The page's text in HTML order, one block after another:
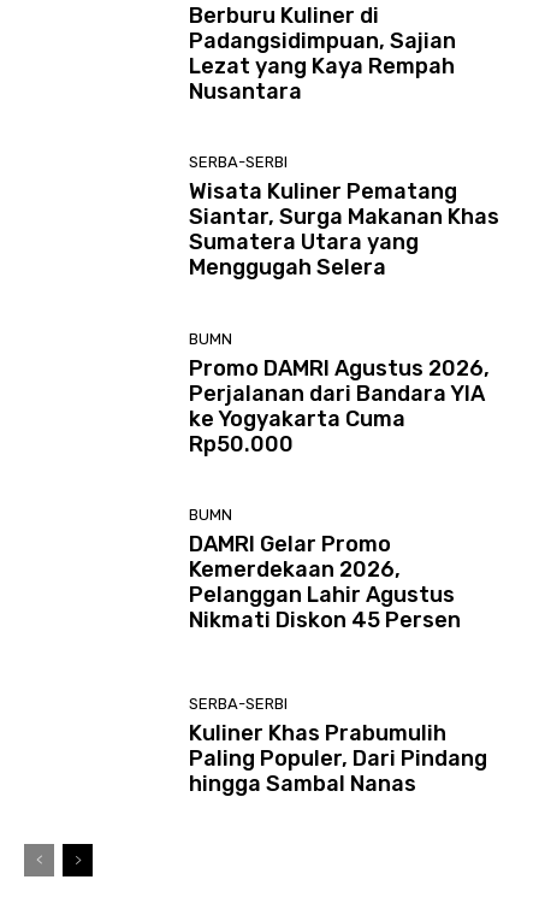
Berburu Kuliner di
Padangsidimpuan, Sajian
Lezat yang Kaya Rempah
Nusantara
SERBA-SERBI
Wisata Kuliner Pematang
Siantar, Surga Makanan Khas
Sumatera Utara yang
Menggugah Selera
BUMN
Promo DAMRI Agustus 2026,
Perjalanan dari Bandara YIA
ke Yogyakarta Cuma
Rp50.000
BUMN
DAMRI Gelar Promo
Kemerdekaan 2026,
Pelanggan Lahir Agustus
Nikmati Diskon 45 Persen
SERBA-SERBI
Kuliner Khas Prabumulih
Paling Populer, Dari Pindang
hingga Sambal Nanas